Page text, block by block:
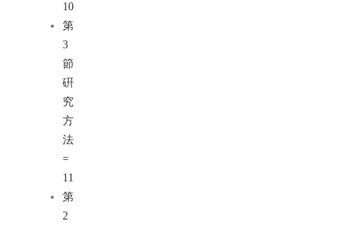
10
第
3
節
硏
究
方
法
=
11
第
2